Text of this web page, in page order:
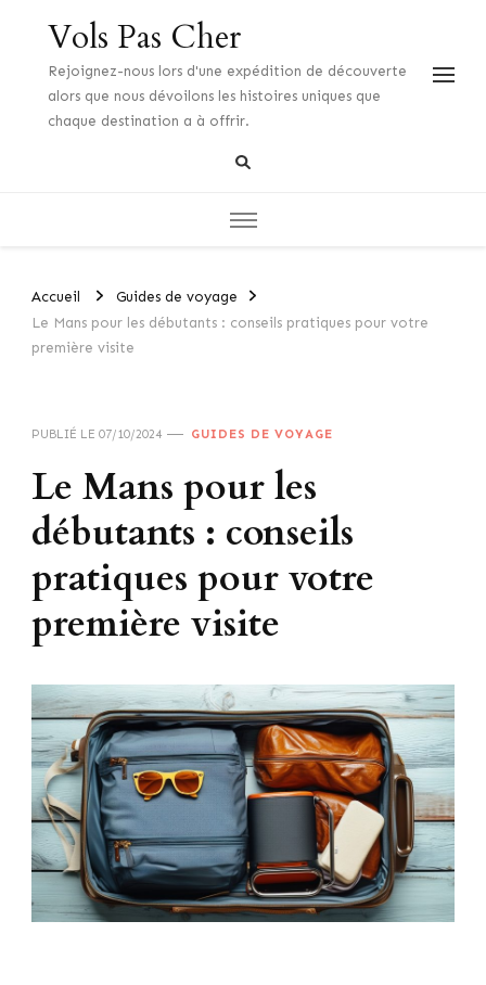
Vols Pas Cher
Rejoignez-nous lors d'une expédition de découverte
alors que nous dévoilons les histoires uniques que
chaque destination a à offrir.
Accueil
Guides de voyage
Le Mans pour les débutants : conseils pratiques pour votre
première visite
PUBLIÉ LE 07/10/2024 GUIDES DE VOYAGE
Le Mans pour les
débutants : conseils
pratiques pour votre
première visite